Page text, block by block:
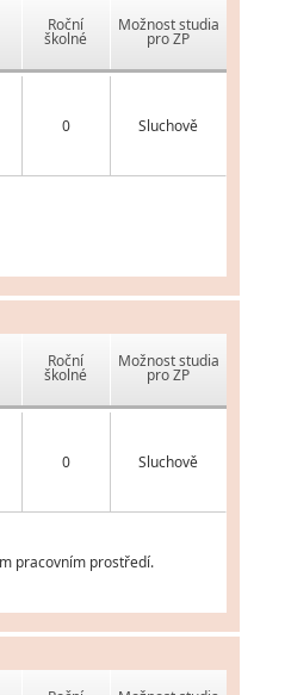
Roční
školné
Možnost studia
pro ZP
0 Sluchově
Roční
školné
Možnost studia
pro ZP
0 Sluchově
pracovním prostředí.